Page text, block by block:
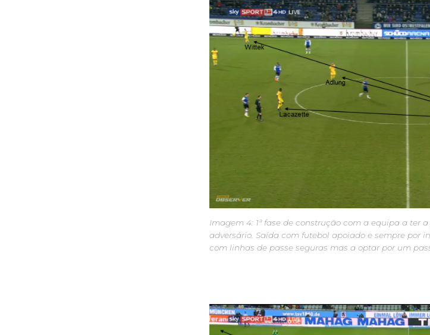
Imagem 4: 1ª fase de construção com a equipa a ter
adversário. Saída com futebol apoiado e sempre por
com linhas de passe seguras mas a optar por um